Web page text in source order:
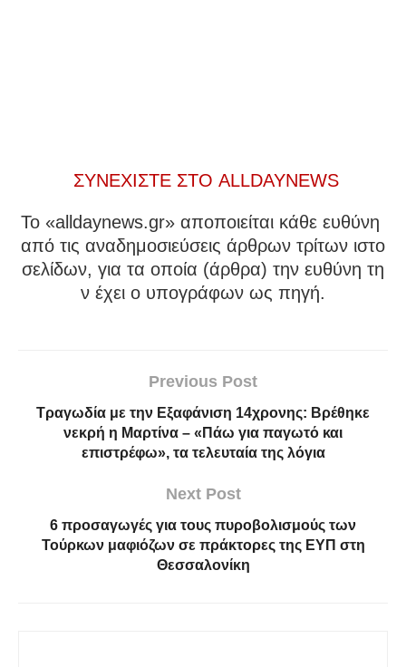
ΣΥΝΕΧΙΣΤΕ ΣΤΟ ALLDAYNEWS
To «alldaynews.gr» αποποιείται κάθε ευθύνη
από τις αναδημοσιεύσεις άρθρων τρίτων ιστο
σελίδων, για τα οποία (άρθρα) την ευθύνη τη
ν έχει ο υπογράφων ως πηγή.
Previous Post
Τραγωδία με την Εξαφάνιση 14χρονης: Βρέθηκε
νεκρή η Μαρτίνα – «Πάω για παγωτό και
επιστρέφω», τα τελευταία της λόγια
Next Post
6 προσαγωγές για τους πυροβολισμούς των
Τούρκων μαφιόζων σε πράκτορες της ΕΥΠ στη
Θεσσαλονίκη